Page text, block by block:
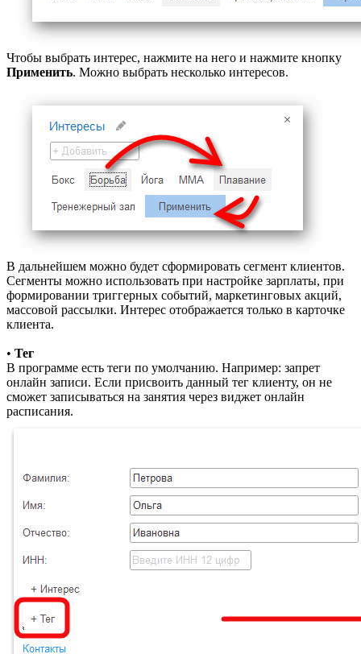
Чтобы выбрать интерес, нажмите на него и нажмите кнопку
Применить. Можно выбрать несколько интересов.
В дальнейшем можно будет сформировать сегмент клиентов.
Сегменты можно использовать при настройке зарплаты, при
формировании триггерных событий, маркетинговых акций,
массовой рассылки. Интерес отображается только в карточке
клиента.
• Тег
В программе есть теги по умолчанию. Например: запрет
онлайн записи. Если присвоить данный тег клиенту, он не
сможет записываться на занятия через виджет онлайн
расписания.